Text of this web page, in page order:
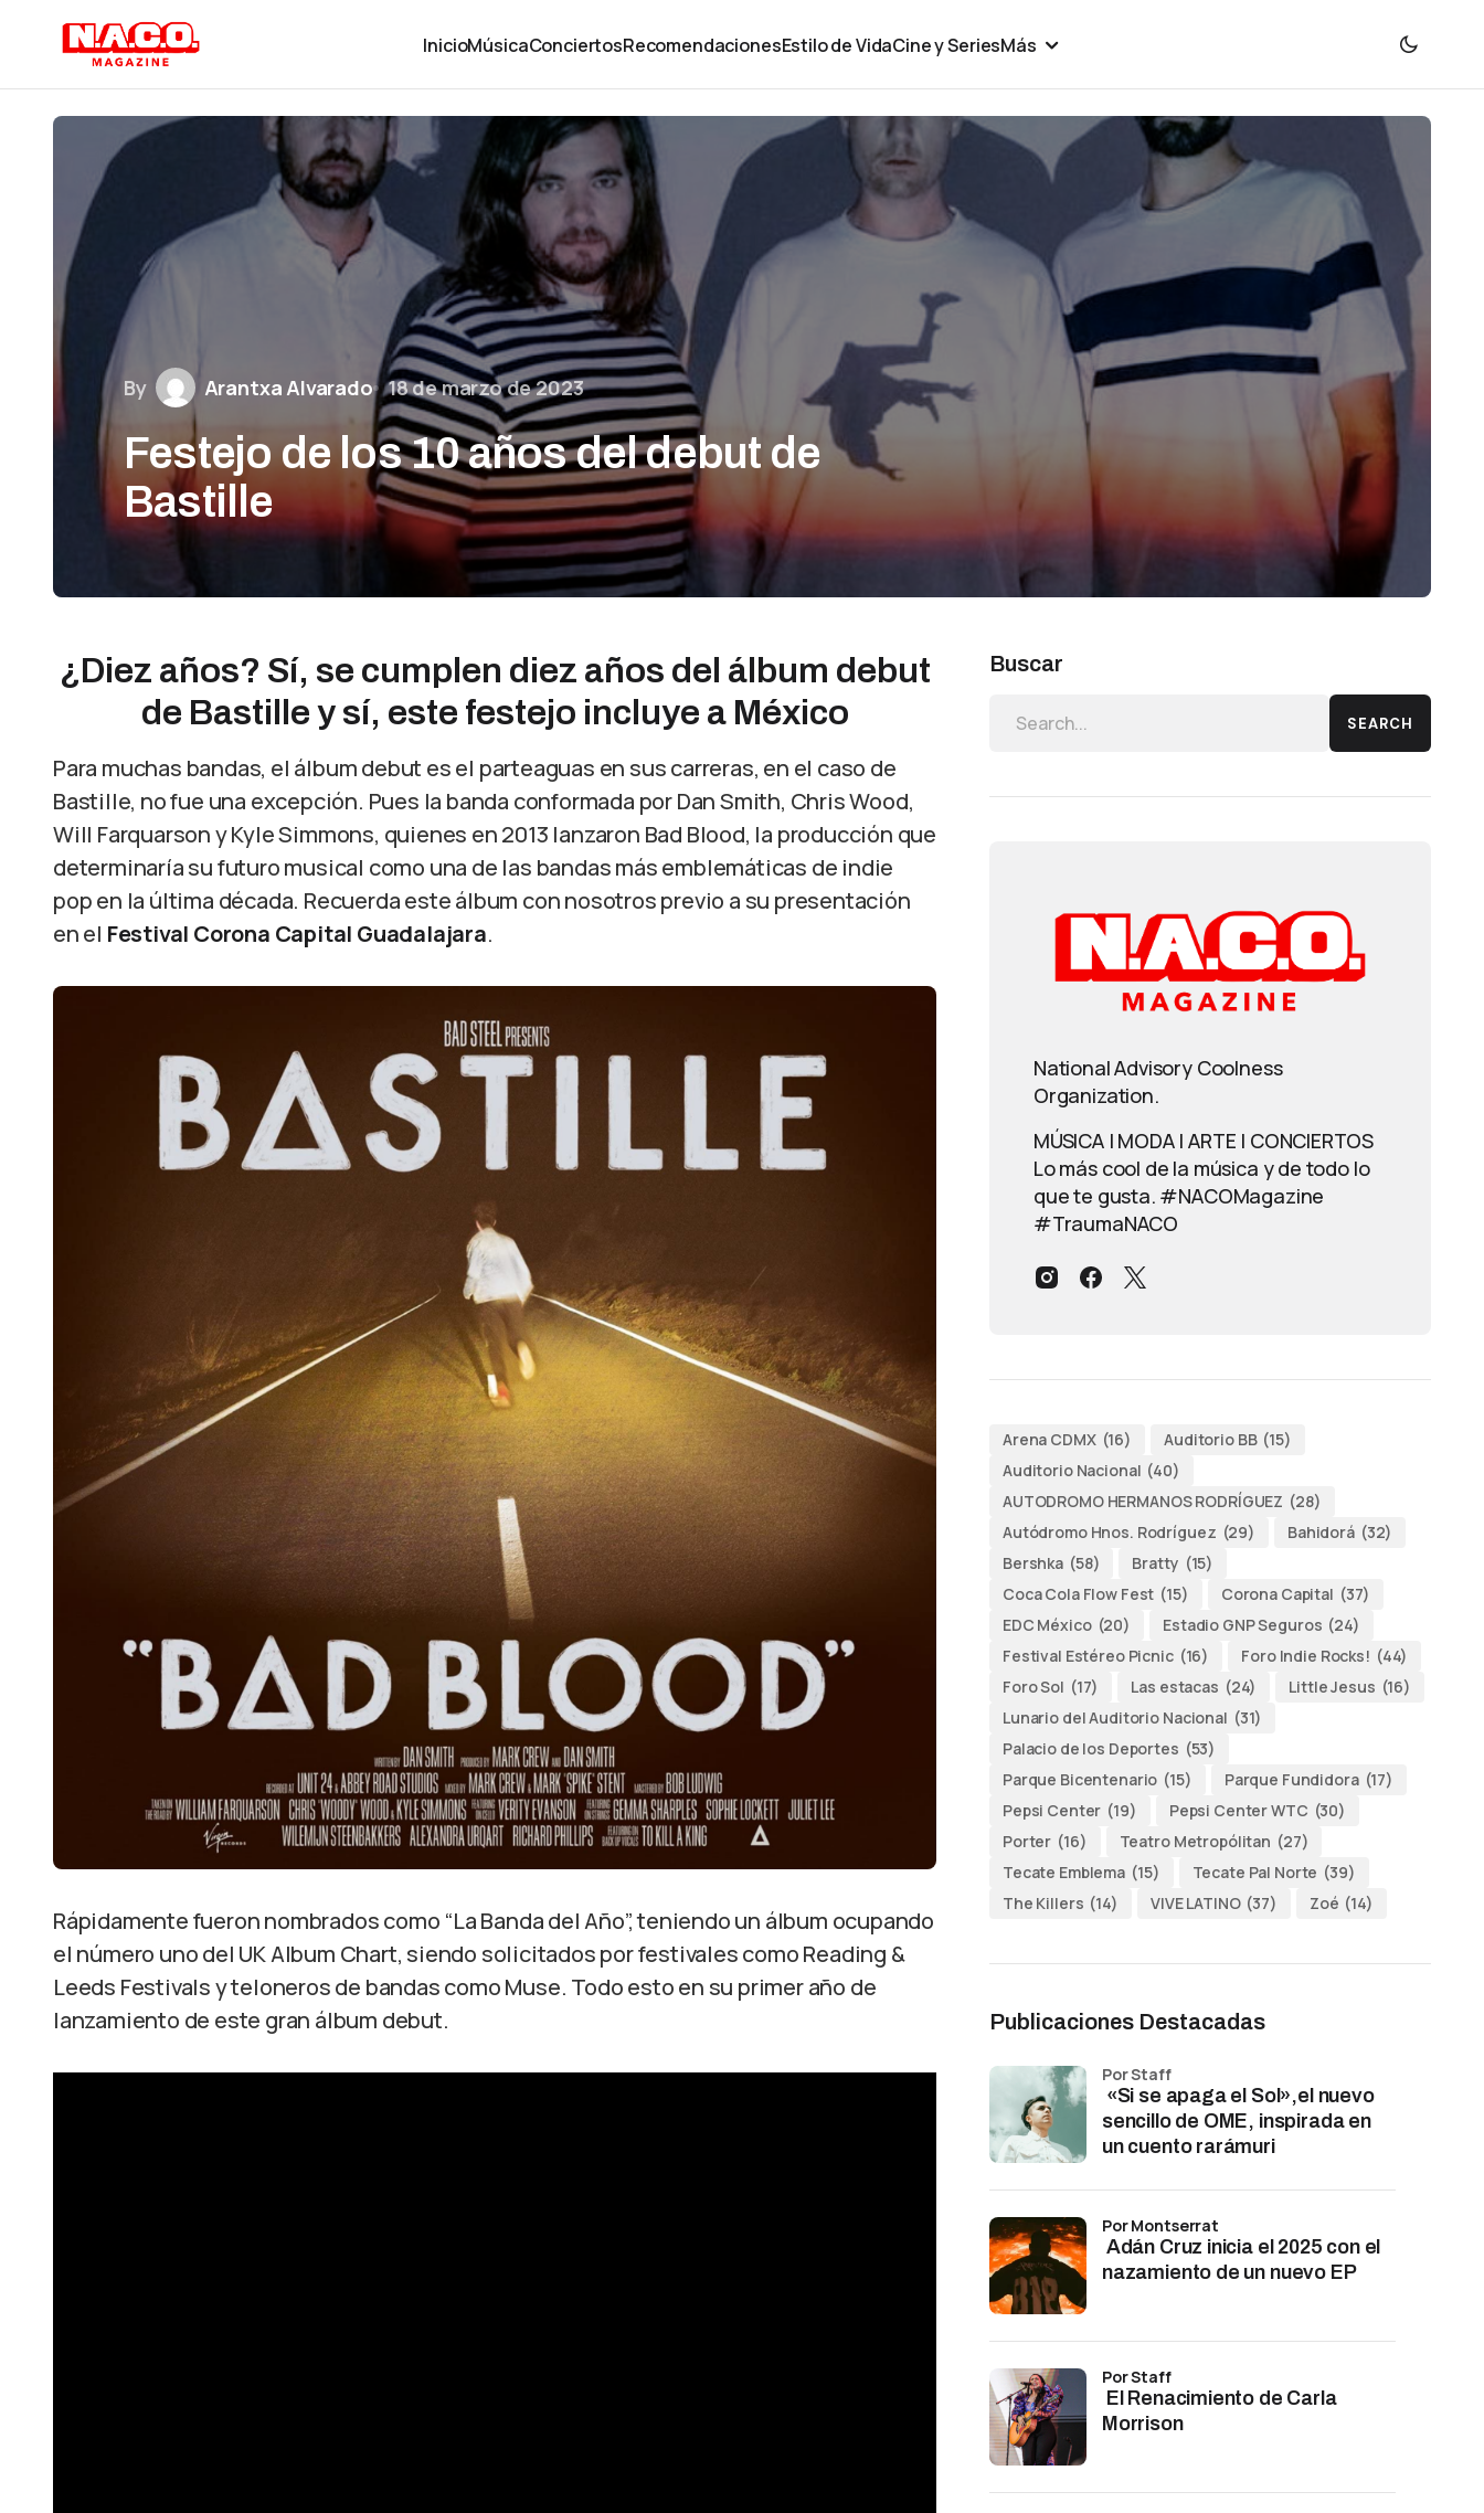
InicioMúsicaConciertosRecomendacionesEstilo de VidaCine y SeriesMás
By Arantxa Alvarado 18 de marzo de 2023
Festejo de los 10 años del debut de
Bastille
¿Diez años? Sí, se cumplen diez años del álbum debut
de Bastille y sí, este festejo incluye a México
Para muchas bandas, el álbum debut es el parteaguas en sus carreras, en el caso de
Bastille, no fue una excepción. Pues la banda conformada por Dan Smith, Chris Wood,
Will Farquarson y Kyle Simmons, quienes en 2013 lanzaron Bad Blood, la producción que
determinaría su futuro musical como una de las bandas más emblemáticas de indie
pop en la última década. Recuerda este álbum con nosotros previo a su presentación
en el Festival Corona Capital Guadalajara.
Rápidamente fueron nombrados como “La Banda del Año”, teniendo un álbum ocupando
el número uno del UK Album Chart, siendo solicitados por festivales como Reading &
Leeds Festivals y teloneros de bandas como Muse. Todo esto en su primer año de
lanzamiento de este gran álbum debut.
Buscar
SEARCH
National Advisory Coolness
Organization.
MÚSICA | MODA | ARTE | CONCIERTOS
Lo más cool de la música y de todo lo
que te gusta. #NACOMagazine
#TraumaNACO
Arena CDMX (16) Auditorio BB (15)
Auditorio Nacional (40)
AUTODROMO HERMANOS RODRÍGUEZ (28)
Autódromo Hnos. Rodríguez (29) Bahidorá (32)
Bershka (58) Bratty (15)
Coca Cola Flow Fest (15) Corona Capital (37)
EDC México (20) Estadio GNP Seguros (24)
Festival Estéreo Picnic (16) Foro Indie Rocks! (44)
Foro Sol (17) Las estacas (24) Little Jesus (16)
Lunario del Auditorio Nacional (31)
Palacio de los Deportes (53)
Parque Bicentenario (15) Parque Fundidora (17)
Pepsi Center (19) Pepsi Center WTC (30)
Porter (16) Teatro Metropólitan (27)
Tecate Emblema (15) Tecate Pal Norte (39)
The Killers (14) VIVE LATINO (37) Zoé (14)
Publicaciones Destacadas
«Si se apaga el Sol»,el nuevo
sencillo de OME, inspirada en
un cuento rarámuri
por Staff
Adán Cruz inicia el 2025 con el
nazamiento de un nuevo EP
por Montserrat
El Renacimiento de Carla
Morrison
por Staff